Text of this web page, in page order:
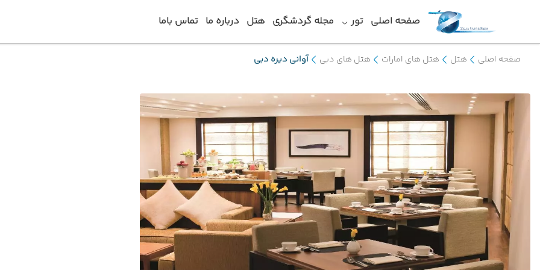
صفحه اصلی تور مجله گردشگری هتل درباره ما تماس باما
صفحه اصلی هتل هتل های امارات هتل های دبی آوانی دیره دبی